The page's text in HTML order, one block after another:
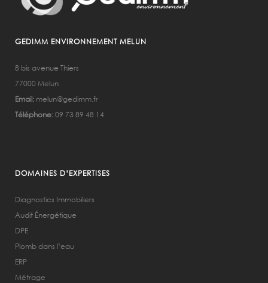
GEDIMM ENVIRONNEMENT MELUN
8 bis avenue Thiers
77000 Melun
Email: melun@gedimm.fr
Téléphone:09 73 89 48 14
DOMAINES D’EXPERTISES
Diagnostics Immobiliers
Audit Énergétique
DPE
Plomb dans l’eau
ERP
Métrage